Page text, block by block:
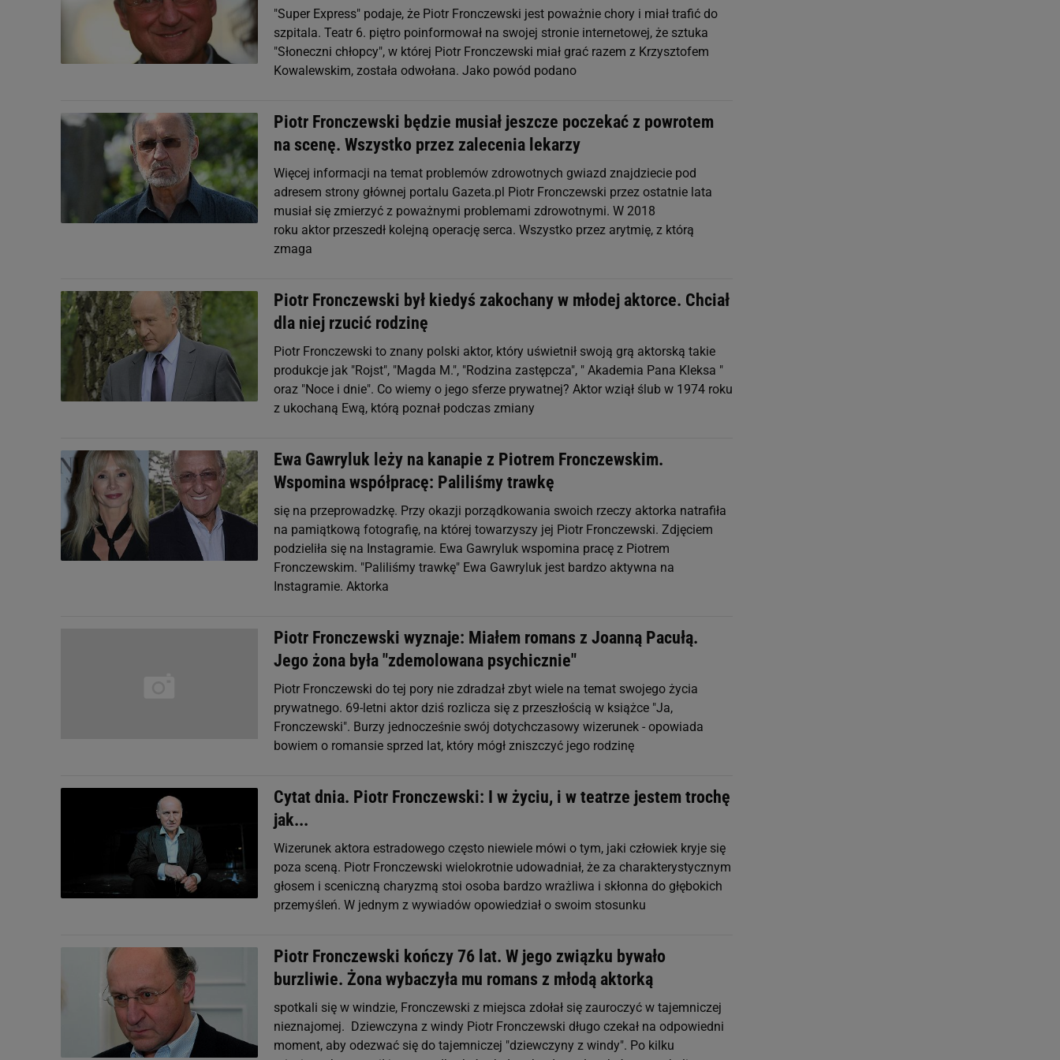
"Super Express" podaje, że Piotr Fronczewski jest poważnie chory i miał trafić do
szpitala. Teatr 6. piętro poinformował na swojej stronie internetowej, że sztuka
"Słoneczni chłopcy", w której Piotr Fronczewski miał grać razem z Krzysztofem
Kowalewskim, została odwołana. Jako powód podano
Piotr Fronczewski będzie musiał jeszcze poczekać z powrotem
na scenę. Wszystko przez zalecenia lekarzy
Więcej informacji na temat problemów zdrowotnych gwiazd znajdziecie pod
adresem strony głównej portalu Gazeta.pl Piotr Fronczewski przez ostatnie lata
musiał się zmierzyć z poważnymi problemami zdrowotnymi. W 2018
roku aktor przeszedł kolejną operację serca. Wszystko przez arytmię, z którą
zmaga
Piotr Fronczewski był kiedyś zakochany w młodej aktorce. Chciał
dla niej rzucić rodzinę
Piotr Fronczewski to znany polski aktor, który uświetnił swoją grą aktorską takie
produkcje jak "Rojst", "Magda M.", "Rodzina zastępcza", " Akademia Pana Kleksa "
oraz "Noce i dnie". Co wiemy o jego sferze prywatnej? Aktor wziął ślub w 1974 roku
z ukochaną Ewą, którą poznał podczas zmiany
Ewa Gawryluk leży na kanapie z Piotrem Fronczewskim.
Wspomina współpracę: Paliliśmy trawkę
się na przeprowadzkę. Przy okazji porządkowania swoich rzeczy aktorka natrafiła
na pamiątkową fotografię, na której towarzyszy jej Piotr Fronczewski. Zdjęciem
podzieliła się na Instagramie. Ewa Gawryluk wspomina pracę z Piotrem
Fronczewskim. "Paliliśmy trawkę" Ewa Gawryluk jest bardzo aktywna na
Instagramie. Aktorka
Piotr Fronczewski wyznaje: Miałem romans z Joanną Pacułą.
Jego żona była "zdemolowana psychicznie"
Piotr Fronczewski do tej pory nie zdradzał zbyt wiele na temat swojego życia
prywatnego. 69-letni aktor dziś rozlicza się z przeszłością w książce "Ja,
Fronczewski". Burzy jednocześnie swój dotychczasowy wizerunek - opowiada
bowiem o romansie sprzed lat, który mógł zniszczyć jego rodzinę
Cytat dnia. Piotr Fronczewski: I w życiu, i w teatrze jestem trochę
jak...
Wizerunek aktora estradowego często niewiele mówi o tym, jaki człowiek kryje się
poza sceną. Piotr Fronczewski wielokrotnie udowadniał, że za charakterystycznym
głosem i sceniczną charyzmą stoi osoba bardzo wrażliwa i skłonna do głębokich
przemyśleń. W jednym z wywiadów opowiedział o swoim stosunku
Piotr Fronczewski kończy 76 lat. W jego związku bywało
burzliwie. Żona wybaczyła mu romans z młodą aktorką
spotkali się w windzie, Fronczewski z miejsca zdołał się zauroczyć w tajemniczej
nieznajomej. Dziewczyna z windy Piotr Fronczewski długo czekał na odpowiedni
moment, aby odezwać się do tajemniczej "dziewczyny z windy". Po kilku